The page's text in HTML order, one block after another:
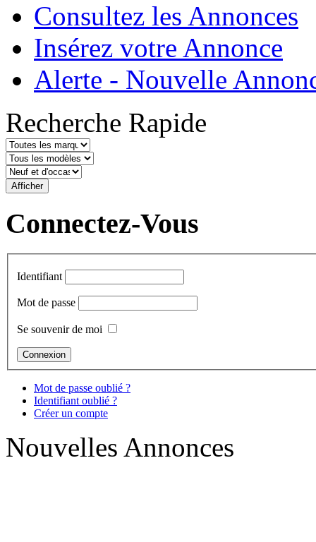
Consultez les Annonces
Insérez votre Annonce
Alerte - Nouvelle
Recherche Rapide
Connectez-Vous
Identifiant
Mot de passe
Se souvenir de moi
Mot de passe oublié ?
Identifiant oublié ?
Créer un compte
Nouvelles Annonces